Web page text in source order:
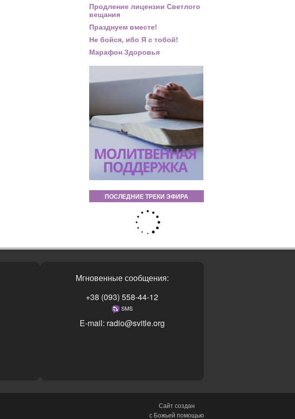
Продление лицензии Светлого
вещания
Празднуем вместе!
Не бойся, ибо Я с тобой!
Марафон Здоровья
ПОСЛЕДНИЕ ТРЕКИ ЭФИРА
Мгновенные сообщения:
+38 (093) 558-44-12
SMS
E-mail: radio@svitle.org
Сайт создан
с Божьей помощью